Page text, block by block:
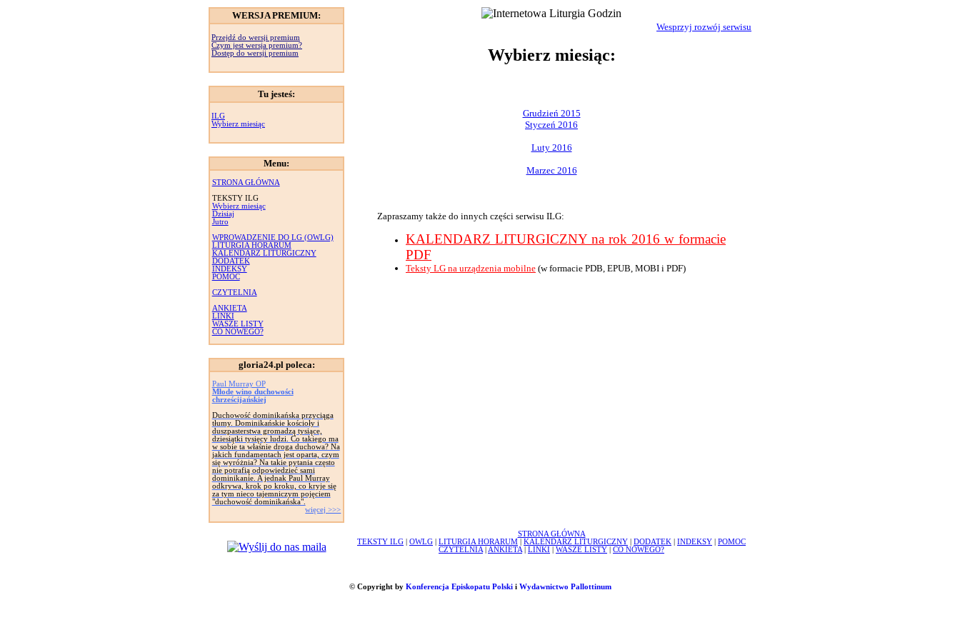
WERSJA PREMIUM:
Przejdź do wersji premium
Czym jest wersja premium?
Dostęp do wersji premium
Tu jesteś:
ILG
Wybierz miesiąc
Menu:
STRONA GŁÓWNA
TEKSTY ILG
Wybierz miesiąc
Dzisiaj
Jutro
WPROWADZENIE DO LG (OWLG)
LITURGIA HORARUM
KALENDARZ LITURGICZNY
DODATEK
INDEKSY
POMOC
CZYTELNIA
ANKIETA
LINKI
WASZE LISTY
CO NOWEGO?
gloria24.pl poleca:
Paul Murray OP
Młode wino duchowości
chrześcijańskiej
Duchowość dominikańska przyciąga
tłumy. Dominikańskie kościoły i
duszpasterstwa gromadzą tysiące,
dziesiątki tysięcy ludzi. Co takiego ma
w sobie ta właśnie droga duchowa? Na
jakich fundamentach jest oparta, czym
się wyróżnia? Na takie pytania często
nie potrafią odpowiedzieć sami
dominikanie. A jednak Paul Murray
odkrywa, krok po kroku, co kryje się
za tym nieco tajemniczym pojęciem
"duchowość dominikańska".
więcej >>>
Wesprzyj rozwój serwisu
Wybierz miesiąc:
Grudzień 2015
Styczeń 2016
Luty 2016
Marzec 2016
Zapraszamy także do innych części serwisu ILG:
KALENDARZ LITURGICZNY na rok 2016 w formacie
PDF
Teksty LG na urządzenia mobilne (w formacie PDB, EPUB, MOBI i PDF)
STRONA GŁÓWNA
TEKSTY ILG
OWLG LITURGIA HORARUM KALENDARZ LITURGICZNY DODATEK INDEKSY
POMOC
CZYTELNIA
ANKIETA LINKI WASZE LISTY CO NOWEGO?
© Copyright by Konferencja Episkopatu Polskii Wydawnictwo Pallottinum